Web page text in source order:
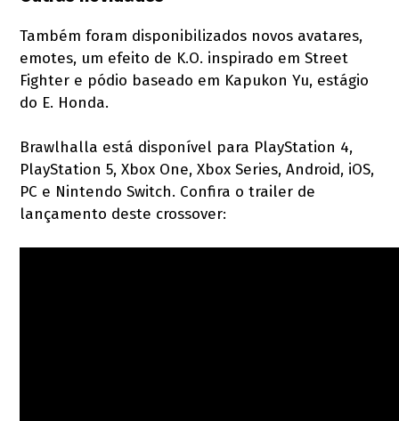
Também foram disponibilizados novos avatares,
emotes, um efeito de K.O. inspirado em Street
Fighter e pódio baseado em Kapukon Yu, estágio
do E. Honda.
Brawlhalla está disponível para PlayStation 4,
PlayStation 5, Xbox One, Xbox Series, Android, iOS,
PC e Nintendo Switch. Confira o trailer de
lançamento deste crossover: